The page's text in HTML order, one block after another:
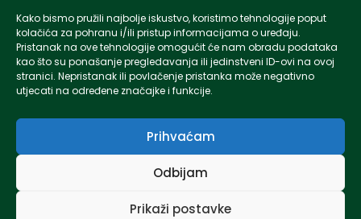
Kako bismo pružili najbolje iskustvo, koristimo tehnologije poput
kolačića za pohranu i/ili pristup informacijama o uređaju.
Pristanak na ove tehnologije omogućit će nam obradu podataka
kao što su ponašanje pregledavanja ili jedinstveni ID-ovi na ovoj
stranici. Nepristanak ili povlačenje pristanka može negativno
utjecati na određene značajke i funkcije.
Prihvaćam
Odbijam
Prikaži postavke
© 2024 Kettner. Sva prava pridržana.